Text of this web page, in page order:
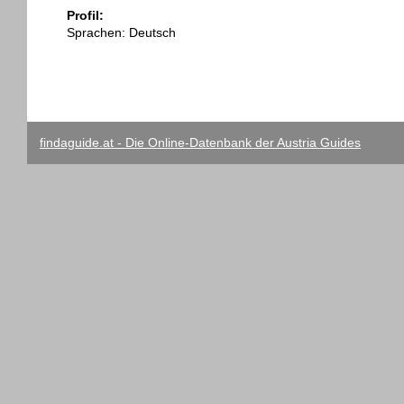
Profil:
Sprachen: Deutsch
findaguide.at - Die Online-Datenbank der Austria Guides